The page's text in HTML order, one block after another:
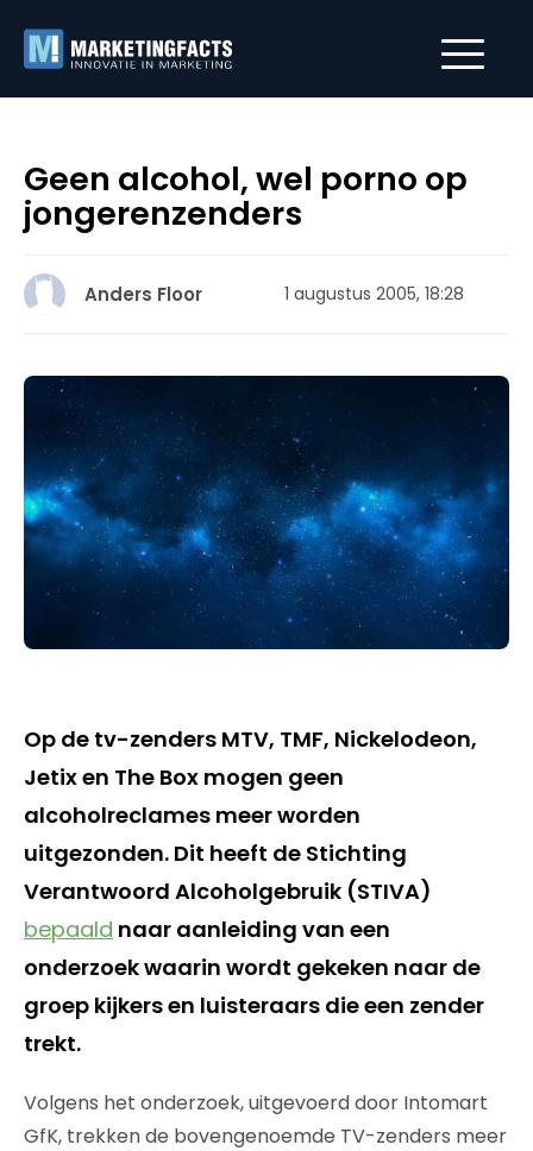
Geen alcohol, wel porno op
jongerenzenders
Anders Floor 1 augustus 2005, 18:28
Op de tv-zenders MTV, TMF, Nickelodeon,
Jetix en The Box mogen geen
alcoholreclames meer worden
uitgezonden. Dit heeft de Stichting
Verantwoord Alcoholgebruik (STIVA)
bepaald naar aanleiding van een
onderzoek waarin wordt gekeken naar de
groep kijkers en luisteraars die een zender
trekt.
Volgens het onderzoek, uitgevoerd door Intomart
GfK, trekken de bovengenoemde TV-zenders meer